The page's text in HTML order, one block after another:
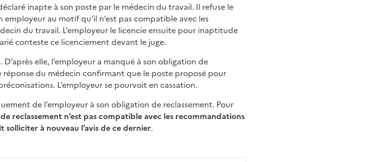
inapte à son poste par le médecin du travail. Il refuse le
au motif qu’il n’est pas compatible avec les
du travail. L’employeur le licencie ensuite pour inaptitude
conteste ce licenciement devant le juge.
elle, l’employeur a manqué à son obligation de
du médecin confirmant que le poste proposé pour
L’employeur se pourvoit en cassation.
de l’employeur à son obligation de reclassement. Pour
reclassement n’est pas compatible avec les recommandations
à nouveau l’avis de ce dernier.